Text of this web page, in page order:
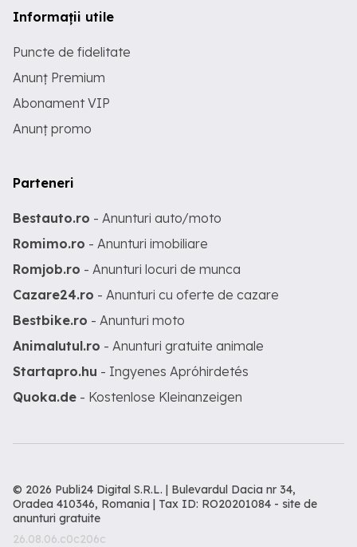
Informații utile
Puncte de fidelitate
Anunț Premium
Abonament VIP
Anunț promo
Parteneri
Bestauto.ro - Anunturi auto/moto
Romimo.ro - Anunturi imobiliare
Romjob.ro - Anunturi locuri de munca
Cazare24.ro - Anunturi cu oferte de cazare
Bestbike.ro - Anunturi moto
Animalutul.ro - Anunturi gratuite animale
Startapro.hu - Ingyenes Apróhirdetés
Quoka.de - Kostenlose Kleinanzeigen
© 2026 Publi24 Digital S.R.L. | Bulevardul Dacia nr 34,
Oradea 410346, Romania | Tax ID: RO20201084 - site de
anunturi gratuite
26.08.06.c0c206c